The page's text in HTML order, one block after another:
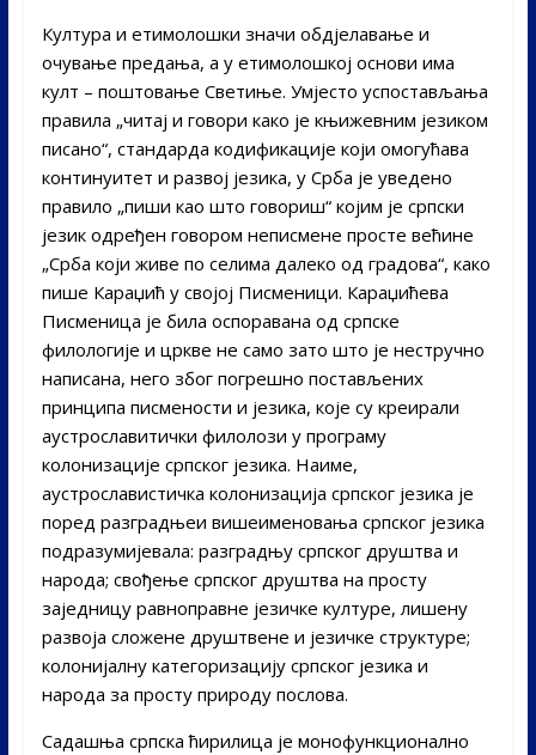
Култура и етимолошки значи обдјелавање и
очување предања, а у етимолошкој основи има
култ – поштовање Светиње. Умјесто успостављања
правила „читај и говори како је књижевним језиком
писано“, стандарда кодификације који омогућава
континуитет и развој језика, у Срба је уведено
правило „пиши као што говориш“ којим је српски
језик одређен говором неписмене просте већине
„Срба који живе по селима далеко од градова“, како
пише Караџић у својој Писменици. Караџићева
Писменица је била оспоравана од српске
филологије и цркве не само зато што је нестручно
написана, него због погрешно постављених
принципа писмености и језика, које су креирали
аустрославитички филолози у програму
колонизације српског језика. Наиме,
аустрославистичка колонизација српског језика је
поред разградњеи вишеименовања српског језика
подразумијевала: разградњу српског друштва и
народа; свођење српског друштва на просту
заједницу равноправне језичке културе, лишену
развоја сложене друштвене и језичке структуре;
колонијалну категоризацију српског језика и
народа за просту природу послова.
Садашња српска ћирилица је монофункционално